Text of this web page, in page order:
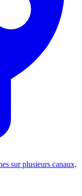
sur plusieurs canaux,